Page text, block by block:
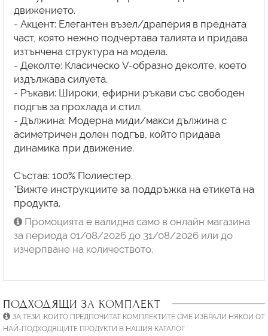
движението.
- Акцент: Елегантен възел/драперия в предната
част, която нежно подчертава талията и придава
изтънчена структура на модела.
- Деколте: Класическо V-образно деколте, което
издължава силуета.
- Ръкави: Широки, ефирни ръкави със свободен
подгъв за прохлада и стил.
- Дължина: Модерна миди/макси дължина с
асиметричен долен подгъв, който придава
динамика при движение.
Състав: 100% Полиестер.
*Вижте инструкциите за поддръжка на етикета на
продукта.
Промоцията е валидна само в онлайн магазина
за периода 01/08/2026 до 31/08/2026 или до
изчерпване на количеството.
ПОДХОДЯЩИ ЗА КОМПЛЕКТ
ЗА ТЕЗИ, КОИТО ПРЕДПОЧИТАТ КОМПЛЕКТИТЕ СМЕ ИЗБРАЛИ НЯКОИ ОТ
НАЙ-ПОДХОДЯЩИТЕ ПРОДУКТИ В НАШИЯ КАТАЛОГ.